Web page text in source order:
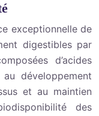
exceptionnelle de
digestibles par
d’acides
développement
et au maintien
des